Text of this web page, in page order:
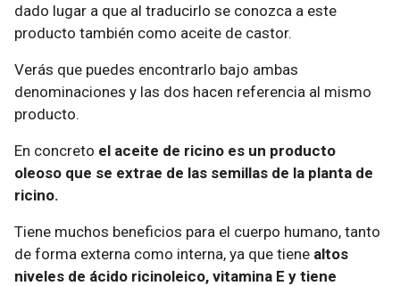
dado lugar a que al traducirlo se conozca a este
producto también como aceite de castor.
Verás que puedes encontrarlo bajo ambas
denominaciones y las dos hacen referencia al mismo
producto.
En concreto el aceite de ricino es un producto
oleoso que se extrae de las semillas de la planta de
ricino.
Tiene muchos beneficios para el cuerpo humano, tanto
de forma externa como interna, ya que tiene altos
niveles de ácido ricinoleico, vitamina E y tiene